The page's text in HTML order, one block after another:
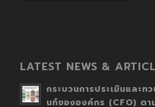
LATEST NEWS &
กระบวนการประเมินและ
นท์ขององค์กร (CFO) ตา